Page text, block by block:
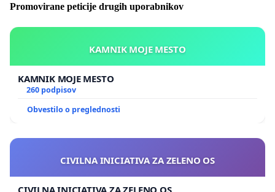
Promovirane peticije drugih uporabnikov
KAMNIK MOJE MESTO
KAMNIK MOJE MESTO
260 podpisov
Obvestilo o preglednosti
CIVILNA INICIATIVA ZA ZELENO OS
CIVILNA INICIATIVA ZA ZELENO OS